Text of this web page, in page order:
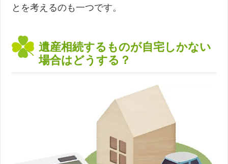
とを考えるのも一つです。
遺産相続するものが自宅しかない
場合はどうする？